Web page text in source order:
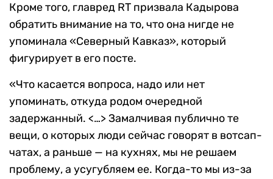
Кроме того, главред RT призвала Кадырова
обратить внимание на то, что она нигде не
упоминала «Северный Кавказ», который
фигурирует в его посте.
«Что касается вопроса, надо или нет
упоминать, откуда родом очередной
задержанный. <…> Замалчивая публично те
вещи, о которых люди сейчас говорят в вотсап-
чатах, а раньше — на кухнях, мы не решаем
проблему, а усугубляем ее. Когда-то мы из-за